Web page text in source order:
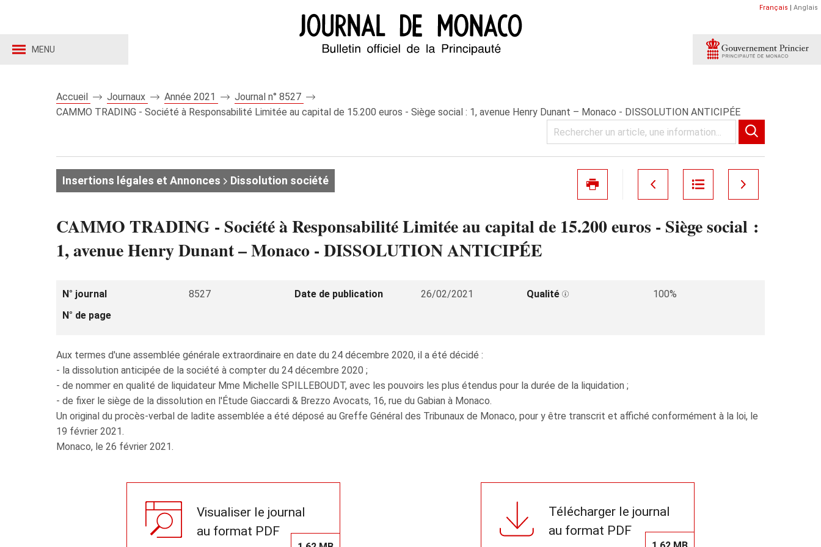
MENU
Français | Anglais
Accueil Journaux Année 2021
Journal n° 8527
CAMMO TRADING - Société à Responsabilité Limitée au capital de 15.200 euros - Siège social : 1, avenue Henry Dunant – Monaco - DISSOLUTION ANTICIPÉE
Insertions légales et Annonces Dissolution société
CAMMO TRADING - Société à Responsabilité Limitée au capital de 15.200 euros - Siège social :
1, avenue Henry Dunant – Monaco - DISSOLUTION ANTICIPÉE
N° journal 8527 Date de publication 26/02/2021 Qualité
100%
N° de page
Aux termes d'une assemblée générale extraordinaire en date du 24 décembre 2020, il a été décidé :
- la dissolution anticipée de la société à compter du 24 décembre 2020 ;
- de nommer en qualité de liquidateur Mme Michelle SPILLEBOUDT, avec les pouvoirs les plus étendus pour la durée de la liquidation ;
- de fixer le siège de la dissolution en l'Étude Giaccardi & Brezzo Avocats, 16, rue du Gabian à Monaco.
Un original du procès-verbal de ladite assemblée a été déposé au Greffe Général des Tribunaux de Monaco, pour y être transcrit et affiché conformément à la loi, le
19 février 2021.
Monaco, le 26 février 2021.
Visualiser le journal
au format PDF
Télécharger le journal
au format PDF